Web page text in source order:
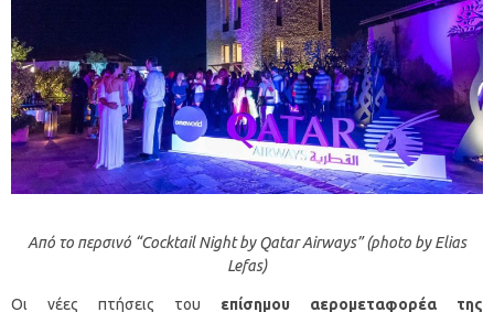
Από το περσινό “Cocktail Night by Qatar Airways” (photo by Elias
Lefas)
Οι νέες πτήσεις του επίσημου αερομεταφορέα της